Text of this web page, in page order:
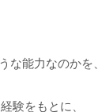
レ
能力なのかを、
験をもとに、